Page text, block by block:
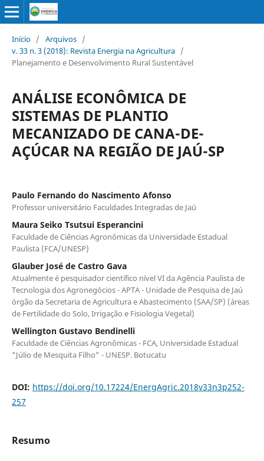
Início / Arquivos /
v. 33 n. 3 (2018): Revista Energia na Agricultura /
Planejamento e Desenvolvimento Rural Sustentável
ANÁLISE ECONÔMICA DE
SISTEMAS DE PLANTIO
MECANIZADO DE CANA-DE-
AÇÚCAR NA REGIÃO DE JAÚ-SP
Paulo Fernando do Nascimento Afonso
Professor universitário Faculdades Integradas de Jaú
Maura Seiko Tsutsui Esperancini
Faculdade de Ciências Agronômicas da Universidade Estadual
Paulista (FCA/UNESP)
Glauber José de Castro Gava
Atualmente é pesquisador científico nível VI da Agência Paulista de
Tecnologia dos Agronegócios - APTA - Unidade de Pesquisa de Jaú
órgão da Secretaria de Agricultura e Abastecimento (SAA/SP) (áreas
de Fertilidade do Solo, Irrigação e Fisiologia Vegetal)
Wellington Gustavo Bendinelli
Faculdade de Ciências Agronômicas - FCA, Universidade Estadual
"Júlio de Mesquita Filho" - UNESP. Botucatu
DOI: https://doi.org/10.17224/EnergAgric.2018v33n3p252-
257
Resumo